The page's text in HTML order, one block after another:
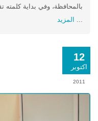
بالمحافظة، وفي بداية كلمته
... المزيد
12
اكتوبر
2011